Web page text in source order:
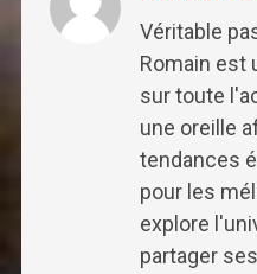
Véritable
Romain est
sur toute
une oreille
tendances
pour les
explore
partager